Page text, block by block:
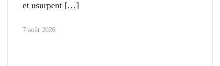
et usurpent
7 août 2026